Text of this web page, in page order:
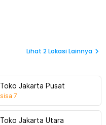
Lihat 2Lokasi Lainnya
Toko Jakarta Pusat
sisa 7
Toko Jakarta Utara